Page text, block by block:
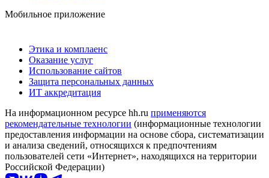
Мобильное приложение
Этика и комплаенс
Оказание услуг
Использование сайтов
Защита персональных данных
ИТ аккредитация
На информационном ресурсе hh.ru применяются
рекомендательные технологии (информационные технологии
предоставления информации на основе сбора, систематизации
и анализа сведений, относящихся к предпочтениям
пользователей сети «Интернет», находящихся на территории
Российской Федерации)